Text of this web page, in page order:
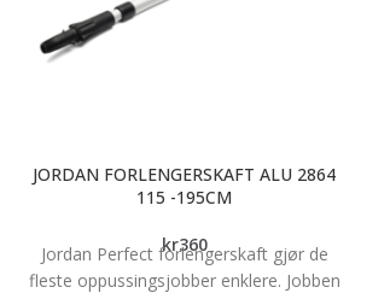
JORDAN FORLENGERSKAFT ALU 2864
115 -195CM
kr360
Jordan Perfect forlengerskaft gjør de
fleste oppussingsjobber enklere. Jobben